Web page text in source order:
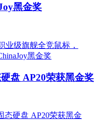
黑金奖
盘 AP20荣获黑金奖